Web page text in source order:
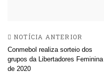
NOTÍCIA ANTERIOR
Conmebol realiza sorteio dos
grupos da Libertadores Feminina
de 2020